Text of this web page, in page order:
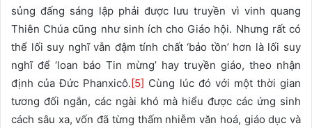
sủng đấng sáng lập phải được lưu truyền vì vinh quang
Thiên Chúa cũng như sinh ích cho Giáo hội. Nhưng rất có
thể lối suy nghĩ vẫn đậm tính chất ‘bảo tồn’ hơn là lối suy
nghĩ để ‘loan báo Tin mừng’ hay truyền giáo, theo nhận
định của Đức Phanxicô.[5] Cùng lúc đó với một thời gian
tương đối ngắn, các ngài khó mà hiểu được các ứng sinh
cách sâu xa, vốn đã từng thấm nhiễm văn hoá, giáo dục và